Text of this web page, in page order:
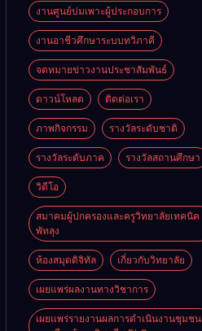
งานศูนย์บ่มเพาะผู้ประกอบการ
งานอาชีวศึกษาระบบทวิภาคี
จดหมายข่าวงานประชาสัมพันธ์
ดาวน์โหลด ติดต่อเรา
ภาพกิจกรรม รางวัลระดับชาติ
รางวัลระดับภาค รางวัลสถานศึกษา
วิดีโอ
สมาคมผู้ปกครองและครูวิทยาลัยเทคนิค
พัทลุง
ห้องสมุดดิจิทัล เกี่ยวกับวิทยาลัย
เผยแพร่ผลงานทางวิชาการ
เผยแพร่รายงานผลการดำเนินงานชุมชน